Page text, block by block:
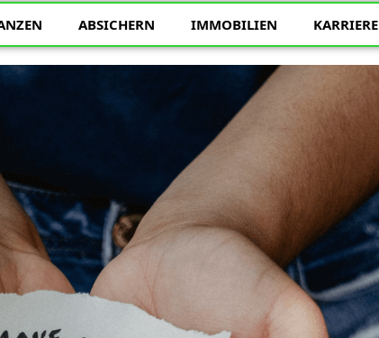
ABSICHERN IMMOBILIEN KARRIERE